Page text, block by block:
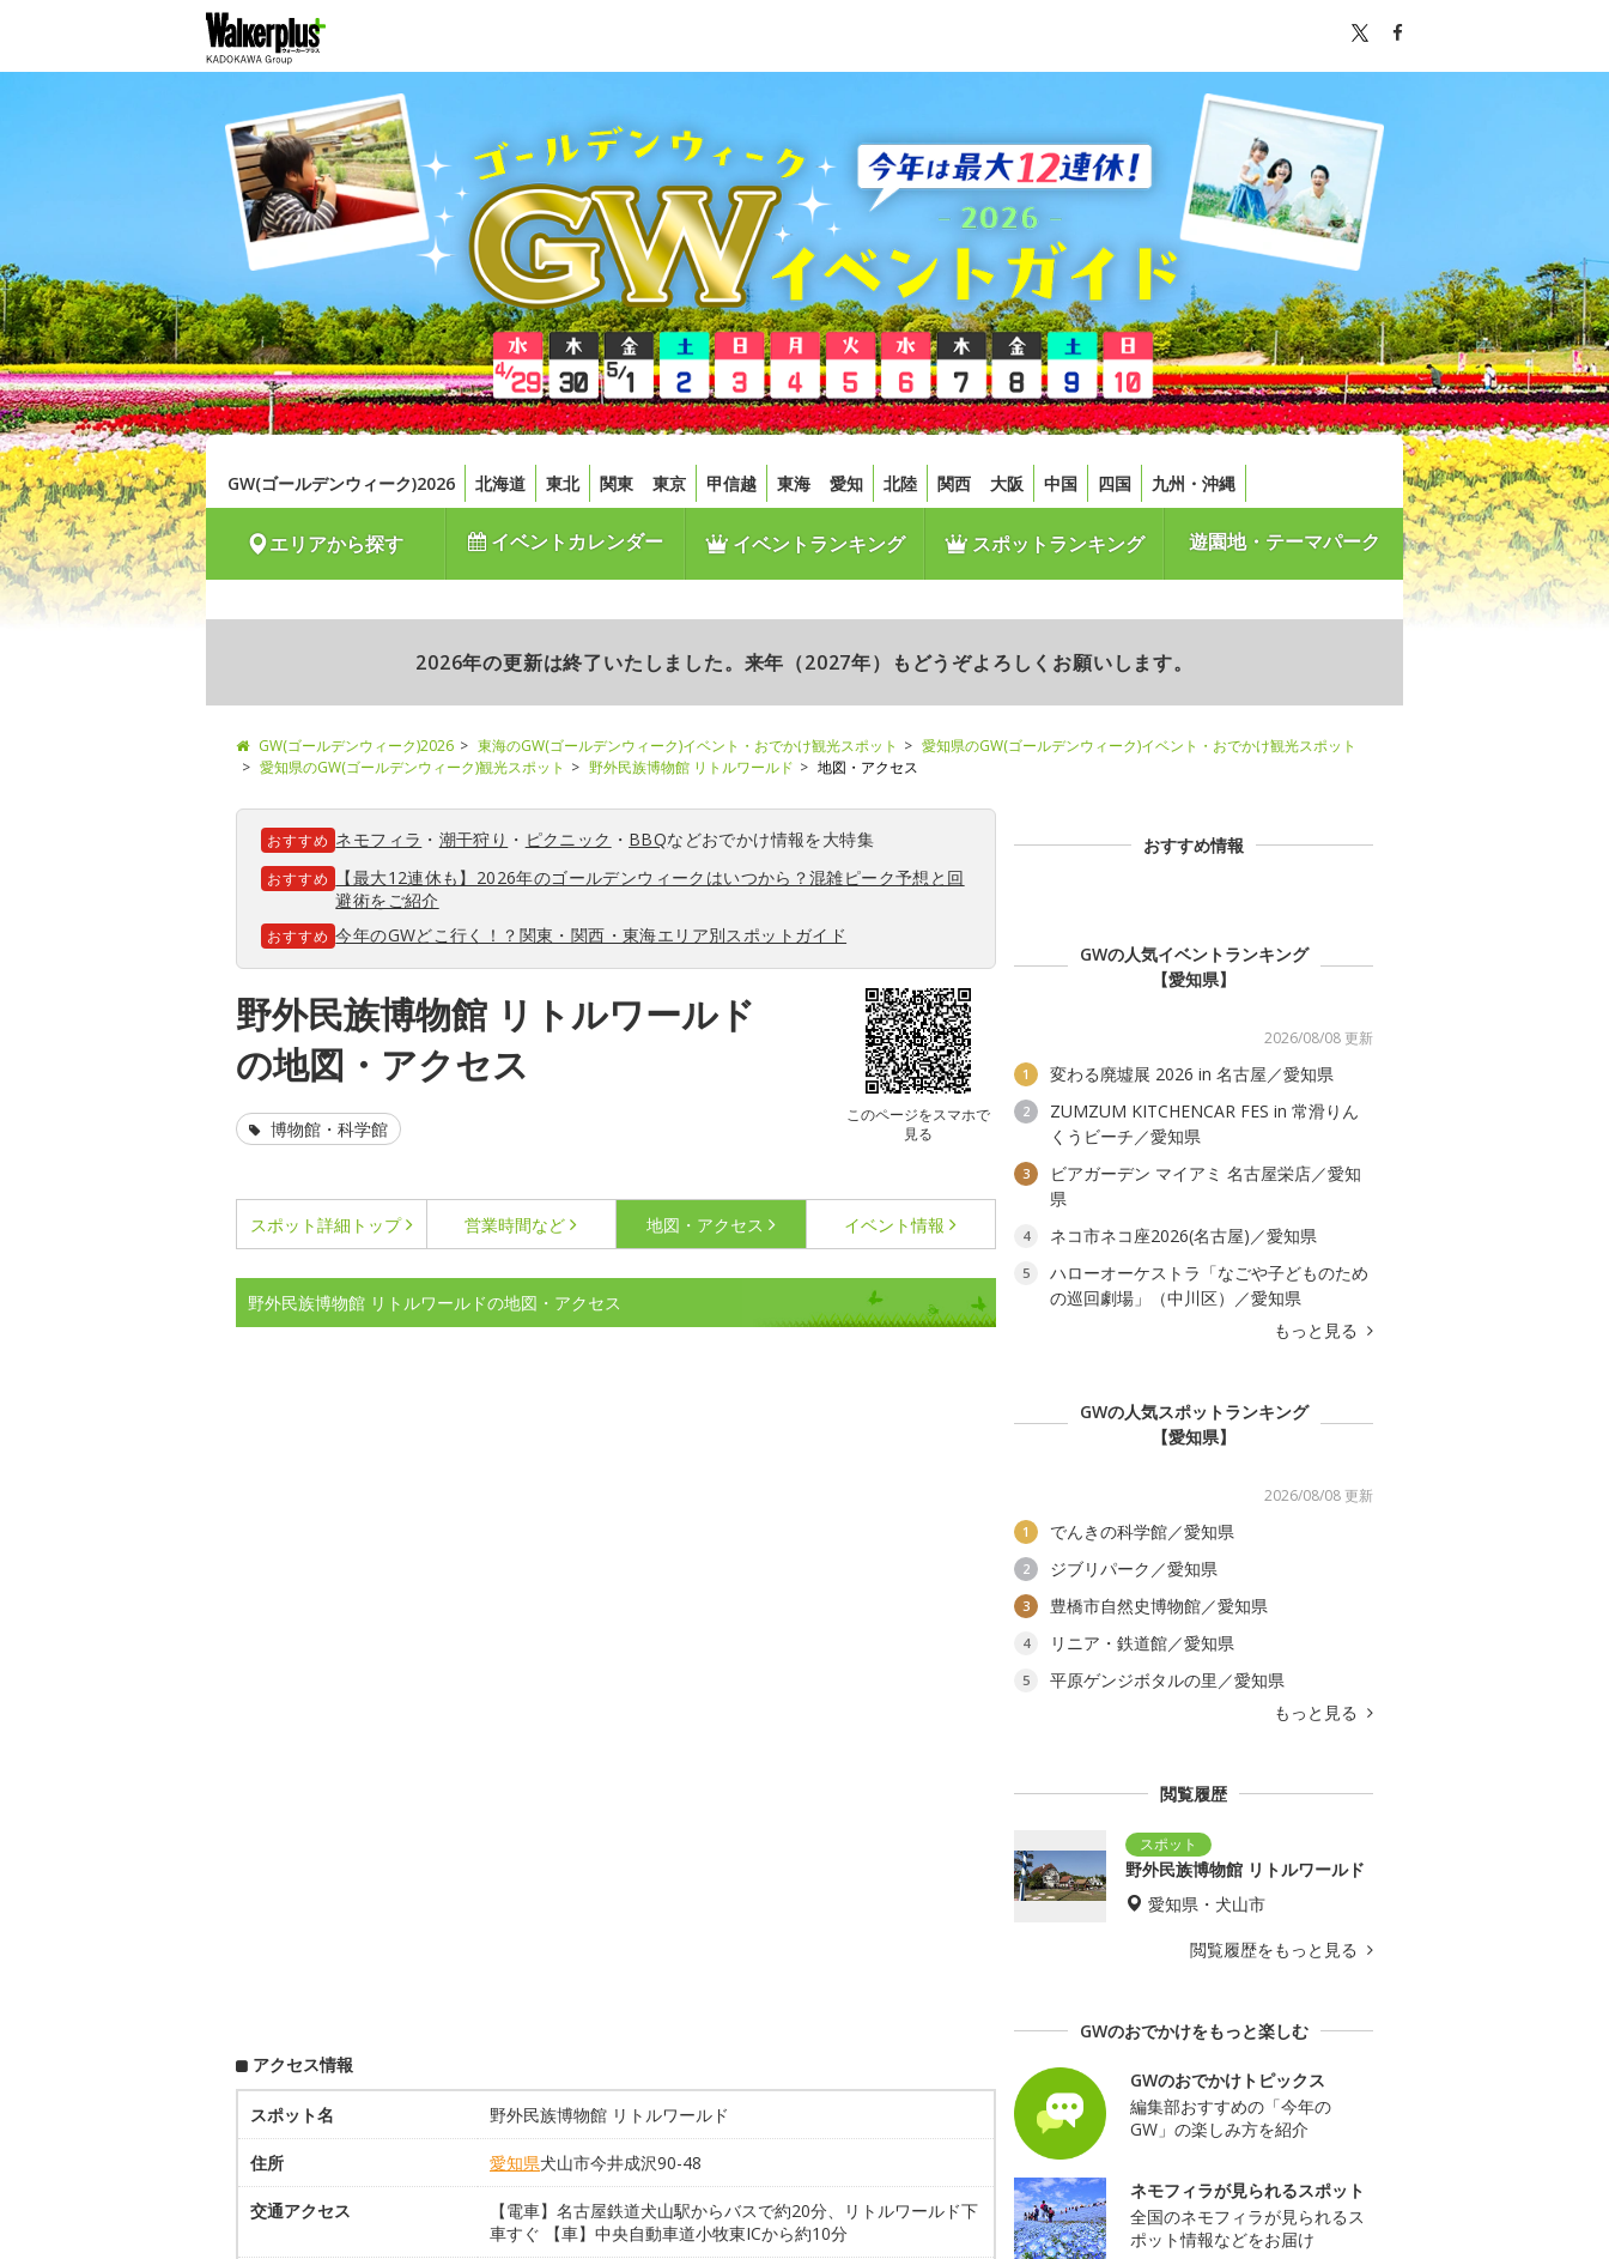
GW(ゴールデンウィーク)2026 北海道 東北 関東 東京 甲信越 東海 愛知 北陸 関西 大阪 中国 四国 九州・沖縄
エリアから探す イベントカレンダー イベントランキング スポットランキング 遊園地・テーマパーク
2026年の更新は終了いたしました。来年（2027年）もどうぞよろしくお願いします。
GW(ゴールデンウィーク)2026 東海のGW(ゴールデンウィーク)イベント・おでかけ観光スポット
愛知県のGW(ゴールデンウィーク)イベント・おでかけ観光スポット
愛知県のGW(ゴールデンウィーク)観光スポット
野外民族博物館 リトルワールド 地図・アクセス
おすすめ ネモフィラ ・ 潮干狩り ・ ピクニック ・ BBQなどおでかけ情報を大特集
おすすめ
【最大12連休も】2026年のゴールデンウィークはいつから？混雑ピーク予想と回
避術をご紹介
おすすめ 今年のGWどこ行く！？関東・関西・東海エリア別スポットガイド
野外民族博物館 リトルワールド
の地図・アクセス
このページをスマホで
見る
博物館・科学館
スポット詳細 トップ 営業時間など 地図・アクセス イベント情報
野外民族博物館 リトルワールドの地図・アクセス
アクセス情報
スポット名 野外民族博物館 リトルワールド
住所 愛知県犬山市今井成沢90-48
交通アクセス
【電車】名古屋鉄道犬山駅からバスで約20分、リトルワールド下
車すぐ 【車】中央自動車道小牧東ICから約10分
おすすめ情報
GWの人気イベントランキング
【愛知県】
2026/08/08 更新
1 変わる廃墟展 2026 in 名古屋／愛知県
2
ZUMZUM KITCHENCAR FES in 常滑りん
くうビーチ／愛知県
3
ビアガーデン マイアミ 名古屋栄店／愛知
県
4 ネコ市ネコ座2026(名古屋)／愛知県
5
ハローオーケストラ「なごや子どものため
の巡回劇場」（中川区）／愛知県
もっと見る
GWの人気スポットランキング
【愛知県】
2026/08/08 更新
1 でんきの科学館／愛知県
2 ジブリパーク／愛知県
3 豊橋市自然史博物館／愛知県
4 リニア・鉄道館／愛知県
5
平原ゲンジボタルの里／愛知県
もっと見る
閲覧履歴
野外民族博物館 リトルワールド
愛知県・犬山市
閲覧履歴をもっと見る
GWのおでかけをもっと楽しむ
GWのおでかけトピックス
編集部おすすめの「今年の
GW」の楽しみ方を紹介
ネモフィラが見られるスポット
全国のネモフィラが見られるス
ポット情報などをお届け